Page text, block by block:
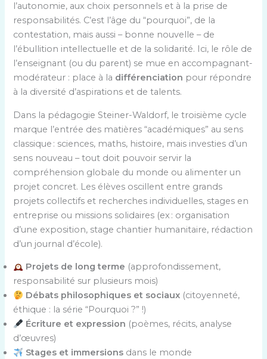
l’autonomie, aux choix personnels et à la prise de
responsabilités. C’est l’âge du “pourquoi”, de la
contestation, mais aussi – bonne nouvelle – de
l’ébullition intellectuelle et de la solidarité. Ici, le rôle de
l’enseignant (ou du parent) se mue en accompagnant-
modérateur : place à la différenciation pour répondre
à la diversité d’aspirations et de talents.
Dans la pédagogie Steiner-Waldorf, le troisième cycle
marque l’entrée des matières “académiques” au sens
classique : sciences, maths, histoire, mais investies d’un
sens nouveau – tout doit pouvoir servir la
compréhension globale du monde ou alimenter un
projet concret. Les élèves oscillent entre grands
projets collectifs et recherches individuelles, stages en
entreprise ou missions solidaires (ex : organisation
d’une exposition, stage chantier humanitaire, rédaction
d’un journal d’école).
Projets de long terme (approfondissement,
responsabilité sur plusieurs mois)
Débats philosophiques et sociaux (citoyenneté,
éthique : la série “Pourquoi ?” !)
Écriture et expression (poèmes, récits, analyse
d’œuvres)
Stages et immersions dans le monde